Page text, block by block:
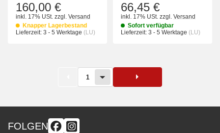
160,00 €
inkl. 17% USt. zzgl. Versand
Knapper Lagerbestand
Lieferzeit: 3 - 5 Werktage (LU)
66,45 €
inkl. 17% USt. zzgl. Versand
Sofort verfügbar
Lieferzeit: 3 - 5 Werktage (LU)
1
FOLGEN